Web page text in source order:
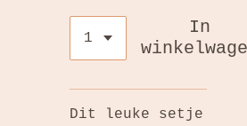
In
Dit leuke setje